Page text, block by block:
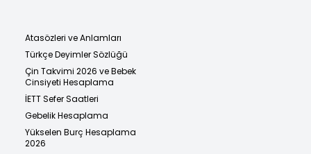
Atasözleri ve Anlamları
Türkçe Deyimler Sözlüğü
Çin Takvimi 2026 ve Bebek
Cinsiyeti Hesaplama
İETT Sefer Saatleri
Gebelik Hesaplama
Yükselen Burç Hesaplama
2026